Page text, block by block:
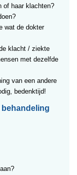
of haar klachten?
wat de dokter
klacht / ziekte
met dezelfde
van een andere
bedenktijd!
behandeling